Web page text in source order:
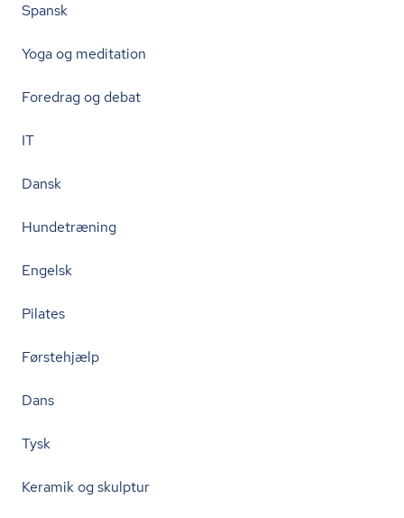
Spansk
Yoga og meditation
Foredrag og debat
IT
Dansk
Hundetræning
Engelsk
Pilates
Førstehjælp
Dans
Tysk
Keramik og skulptur